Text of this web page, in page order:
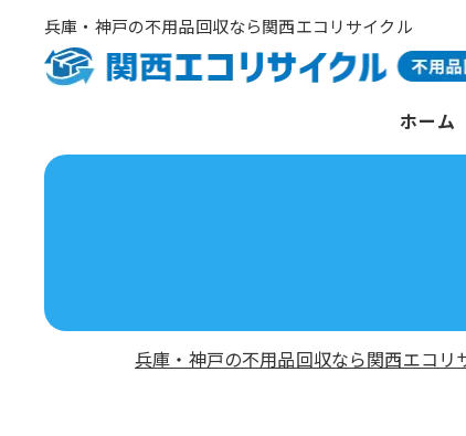
兵庫・神戸の不用品回収なら関西エコリサイクル
ホーム
兵庫・神戸の不用品回収なら関西エコリ